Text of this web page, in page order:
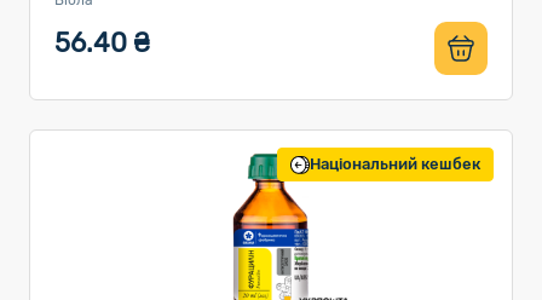
56.40 ₴
Національний кешбек